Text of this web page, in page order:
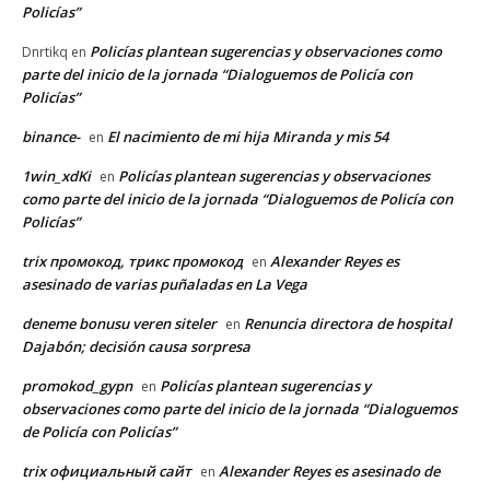
Policías”
Dnrtikq en Policías plantean sugerencias y observaciones como
parte del inicio de la jornada “Dialoguemos de Policía con
Policías”
binance- en El nacimiento de mi hija Miranda y mis 54
1win_xdKi en Policías plantean sugerencias y observaciones
como parte del inicio de la jornada “Dialoguemos de Policía con
Policías”
trix промокод, трикс промокод en Alexander Reyes es
asesinado de varias puñaladas en La Vega
deneme bonusu veren siteler en Renuncia directora de hospital
Dajabón; decisión causa sorpresa
promokod_gypn en Policías plantean sugerencias y
observaciones como parte del inicio de la jornada “Dialoguemos
de Policía con Policías”
trix официальный сайт en Alexander Reyes es asesinado de